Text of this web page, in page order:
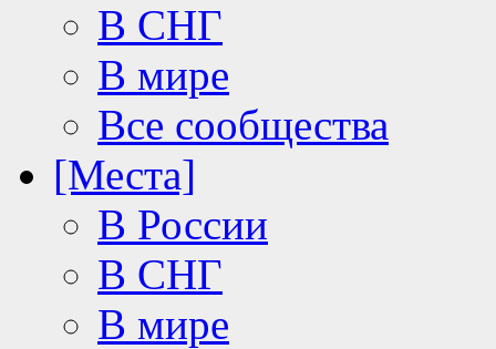
В СНГ
В мире
Все сообщества
[Места]
В России
В СНГ
В мире